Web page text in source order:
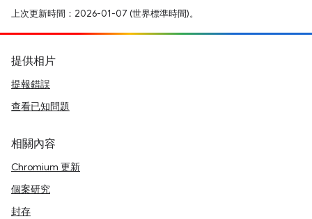
上次更新時間：2026-01-07 (世界標準時間)。
提供相片
提報錯誤
查看已知問題
相關內容
Chromium 更新
個案研究
封存